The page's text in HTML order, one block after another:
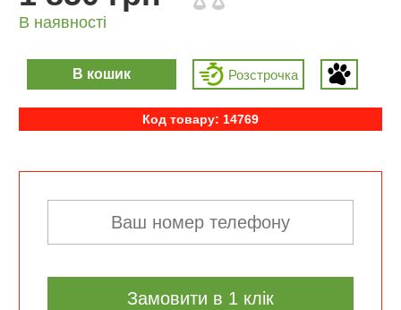
В наявності
В кошик Розcтрочка
Код товару: 14769
Замовити в 1 клік